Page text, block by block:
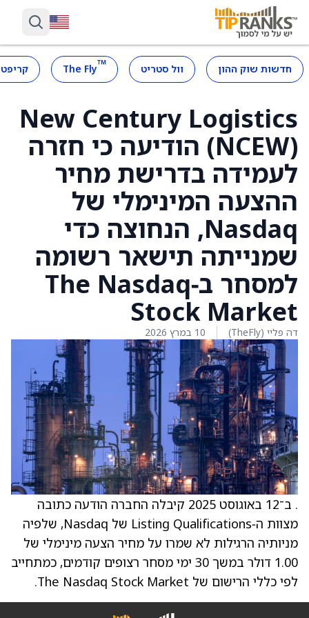
חדשות שוק ההון וול סטריט ™
The Fly
New Century Logistics
(NCEW) הודיעה כי חזרה
לעמידה בדרישת מחיר
ההצעה המינימלי של
Nasdaq, הנחוצה כדי
שמנייתה תישאר רשומה
למסחר ב‑The Nasdaq
Stock Market
דה פליי (TheFly) 10 במרץ 2026
. ב־12 באוגוסט 2025 קיבלה החברה הודעה כתובה
מצוות ה‑Listing Qualifications של Nasdaq, שלפיה
מניותיה הרגילות לא שמרו על מחיר הצעה מינימלי של
1.00 דולר במשך 30 ימי מסחר רצופים קודמים, כמתחייב
לפי כללי הרישום של The Nasdaq Stock Market.